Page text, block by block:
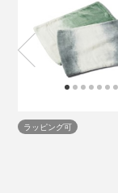
ラッピング可